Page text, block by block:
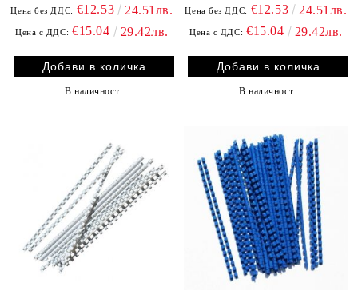
Цена без ДДС: €12.53 24.51лв.
Цена с ДДС: €15.04 29.42лв.
В наличност
Цена без ДДС: €12.53 24.51лв.
Цена с ДДС: €15.04 29.42лв.
В наличност